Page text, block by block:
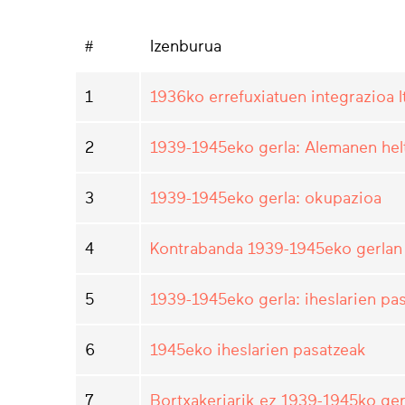
# Izenburua
1 1936ko errefuxiatuen integrazioa
2 1939-1945eko gerla: Alemanen
3 1939-1945eko gerla: okupazioa
4 Kontrabanda 1939-1945eko gerlan
5 1939-1945eko gerla: iheslarien
6 1945eko iheslarien pasatzeak
7 Bortxakeriarik ez 1939-1945ko